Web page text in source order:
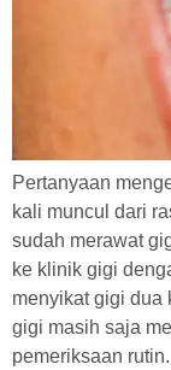
Pertanyaan
kali muncul dari
sudah merawat
ke klinik gigi
menyikat gigi dua
gigi masih saja
pemeriksaan